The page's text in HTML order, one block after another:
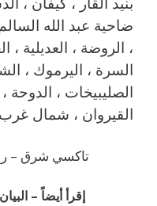
ضاحية عبد الله
، الروضة ، العديلية ،
السرة ، اليرموك ،
الصليبيخات ، الدوحة
القيروان ، شمال
تاكسي شرق –
إقرأ أيضاً –